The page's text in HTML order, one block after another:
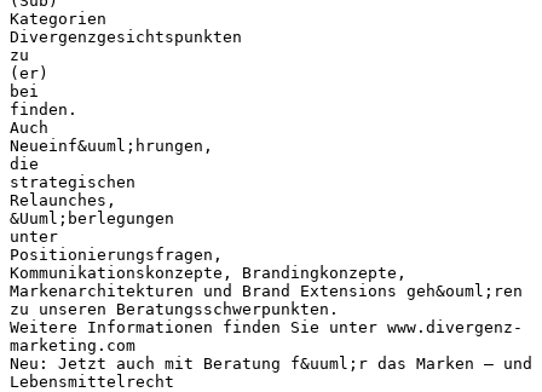
Kategorien
Divergenzgesichtspunkten
zu
(er)
bei
finden.
Auch
Neueinf&uuml;hrungen,
die
strategischen
Relaunches,
&Uuml;berlegungen
unter
Positionierungsfragen,
Kommunikationskonzepte, Brandingkonzepte,
Markenarchitekturen und Brand Extensions geh&ouml;ren
zu unseren Beratungsschwerpunkten.
Weitere Informationen finden Sie unter www.divergenz-
marketing.com
Neu: Jetzt auch mit Beratung f&uuml;r das Marken – und
Lebensmittelrecht